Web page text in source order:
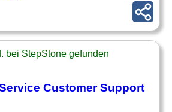
bei StepStone gefunden
Customer Support